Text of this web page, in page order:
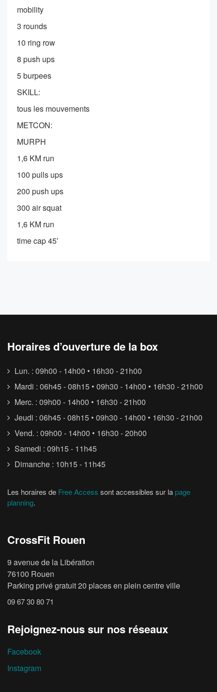
mobility
3 rounds
10 ring row
8 push ups
5 burpees
SKILL:
tous les mouvements
METCON:
MURPH
1,6 KM run
100 pulls ups
200 push ups
300 air squat
1,6 KM run
time cap 45′
Horaires d’ouverture de la box
Lun. : 09h00 - 14h00 • 16h30 - 21h00
Mardi : 06h45 - 08h15 • 09h30 - 14h00 • 16h30 - 21h00
Merc. : 09h00 - 14h00 • 16h30 - 21h00
Jeudi : 06h45 - 08h15 • 09h30 - 14h00 • 16h30 - 21h00
Vend. : 09h00 - 14h00 • 16h30 - 20h00
Samedi : 09h15 - 11h45
Dimanche : 10h15 - 11h45
Les horaires de Free Access sont accessibles sur la page
planning.
CrossFit Rouen
9 avenue de la Libération
76100 Rouen
Parking privé gratuit 20 places en plein centre ville
09 67 30 80 71
Rejoignez-nous sur nos réseaux
Facebook
Instagram